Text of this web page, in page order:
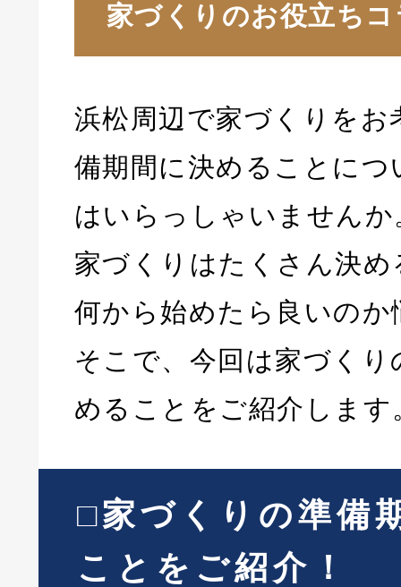
家づくりのお役立ち
浜松周辺で家づくりをお
備期間に決めることにつ
はいらっしゃいませんか
家づくりはたくさん決
何から始めたら良いの
そこで、今回は家づくり
めることをご紹介します
□家づくりの準備
ことをご紹介！